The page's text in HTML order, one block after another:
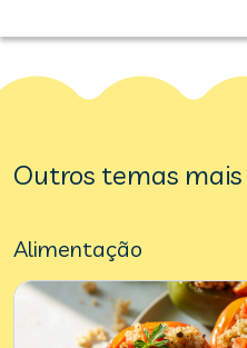
Outros temas
Alimentação